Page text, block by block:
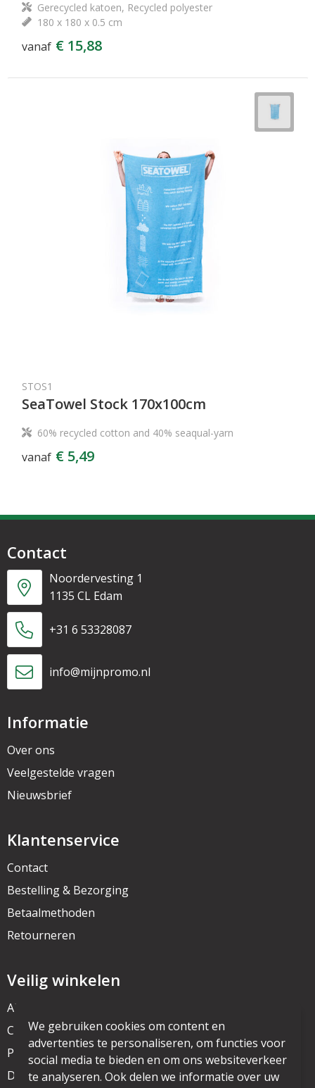
Gerecycled katoen, Recycled polyester
180 x 180 x 0.5 cm
vanaf € 15,88
STOS1
SeaTowel Stock 170x100cm
60% recycled cotton and 40% seaqual-yarn
vanaf € 5,49
Contact
Noordervesting 1
1135 CL Edam
+31 6 53328087
info@mijnpromo.nl
Informatie
Over ons
Veelgestelde vragen
Nieuwsbrief
Klantenservice
Contact
Bestelling & Bezorging
Betaalmethoden
Retourneren
Veilig winkelen
Algemene voorwaarden
Cookieverklaring
Privacyverklaring
Disclaimer
We gebruiken cookies om content en
advertenties te personaliseren, om functies voor
social media te bieden en om ons websiteverkeer
te analyseren. Ook delen we informatie over uw